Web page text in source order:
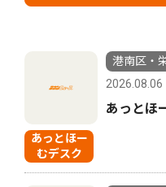
あっとほー
むデスク
港南区・
2026.08.06
あっとほ